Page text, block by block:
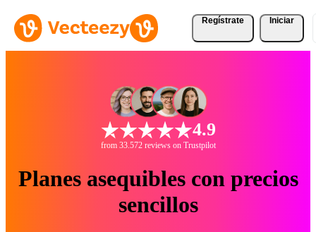
Regístrate Iniciar
4.9
from 33.572 reviews on Trustpilot
Planes asequibles con precios
sencillos